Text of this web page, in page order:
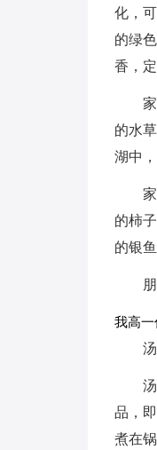
化，
的绿
香，
的水
湖中
的柿
的银
我高一
品，
煮在